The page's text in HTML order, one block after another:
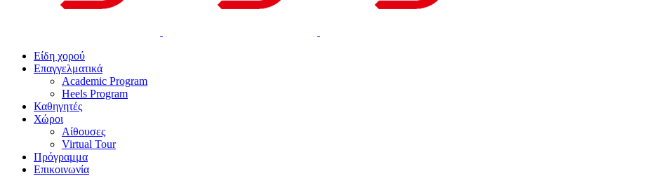
Είδη χορού
Επαγγελματικά
Academic Program
Heels Program
Καθηγητές
Χώροι
Αίθουσες
Virtual Tour
Πρόγραμμα
Επικοινωνία